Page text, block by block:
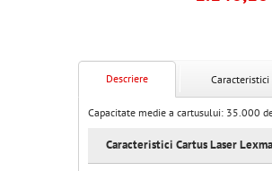
Descriere Caracteristici
Capacitate medie a cartusului: 35.000
Caracteristici Cartus Laser